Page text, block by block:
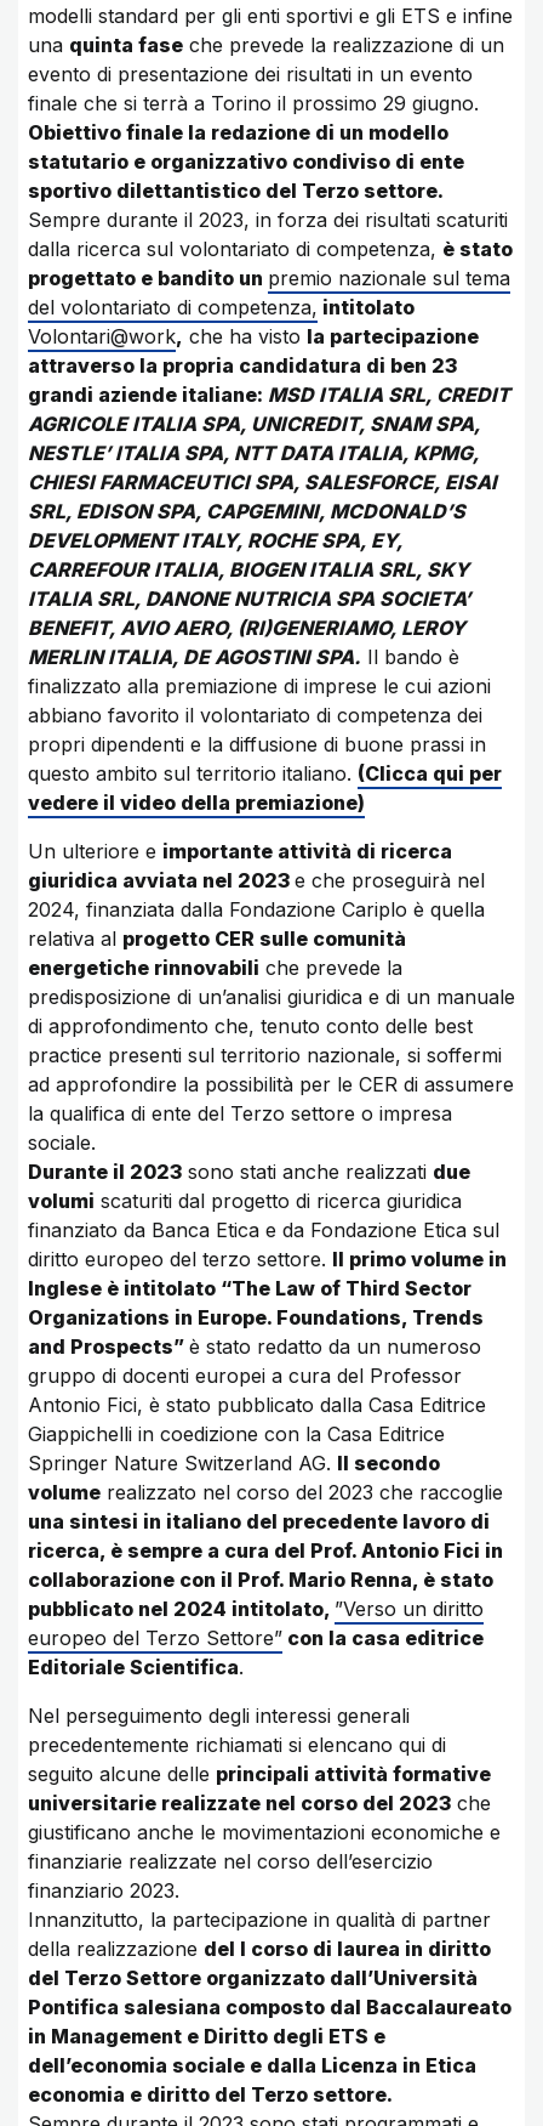
modelli standard per gli enti sportivi e gli ETS e infine
una quinta fase che prevede la realizzazione di un
evento di presentazione dei risultati in un evento
finale che si terrà a Torino il prossimo 29 giugno.
Obiettivo finale la redazione di un modello
statutario e organizzativo condiviso di ente
sportivo dilettantistico del Terzo settore.
Sempre durante il 2023, in forza dei risultati scaturiti
dalla ricerca sul volontariato di competenza, è stato
progettato e bandito un premio nazionale sul tema
del volontariato di competenza, intitolato
Volontari@work, che ha visto la partecipazione
attraverso la propria candidatura di ben 23
grandi aziende italiane: MSD ITALIA SRL, CREDIT
AGRICOLE ITALIA SPA, UNICREDIT, SNAM SPA,
NESTLE’ ITALIA SPA, NTT DATA ITALIA, KPMG,
CHIESI FARMACEUTICI SPA, SALESFORCE, EISAI
SRL, EDISON SPA, CAPGEMINI, MCDONALD’S
DEVELOPMENT ITALY, ROCHE SPA, EY,
CARREFOUR ITALIA, BIOGEN ITALIA SRL, SKY
ITALIA SRL, DANONE NUTRICIA SPA SOCIETA’
BENEFIT, AVIO AERO, (RI)GENERIAMO, LEROY
MERLIN ITALIA, DE AGOSTINI SPA. Il bando è
finalizzato alla premiazione di imprese le cui azioni
abbiano favorito il volontariato di competenza dei
propri dipendenti e la diffusione di buone prassi in
questo ambito sul territorio italiano. (Clicca qui per
vedere il video della premiazione)
Un ulteriore e importante attività di ricerca
giuridica avviata nel 2023 e che proseguirà nel
2024, finanziata dalla Fondazione Cariplo è quella
relativa al progetto CER sulle comunità
energetiche rinnovabili che prevede la
predisposizione di un’analisi giuridica e di un manuale
di approfondimento che, tenuto conto delle best
practice presenti sul territorio nazionale, si soffermi
ad approfondire la possibilità per le CER di assumere
la qualifica di ente del Terzo settore o impresa
sociale.
Durante il 2023 sono stati anche realizzati due
volumi scaturiti dal progetto di ricerca giuridica
finanziato da Banca Etica e da Fondazione Etica sul
diritto europeo del terzo settore. Il primo volume in
Inglese è intitolato “The Law of Third Sector
Organizations in Europe. Foundations, Trends
and Prospects” è stato redatto da un numeroso
gruppo di docenti europei a cura del Professor
Antonio Fici, è stato pubblicato dalla Casa Editrice
Giappichelli in coedizione con la Casa Editrice
Springer Nature Switzerland AG. Il secondo
volume realizzato nel corso del 2023 che raccoglie
una sintesi in italiano del precedente lavoro di
ricerca, è sempre a cura del Prof. Antonio Fici in
collaborazione con il Prof. Mario Renna, è stato
pubblicato nel 2024 intitolato, ”Verso un diritto
europeo del Terzo Settore” con la casa editrice
Editoriale Scientifica.
Nel perseguimento degli interessi generali
precedentemente richiamati si elencano qui di
seguito alcune delle principali attività formative
universitarie realizzate nel corso del 2023 che
giustificano anche le movimentazioni economiche e
finanziarie realizzate nel corso dell’esercizio
finanziario 2023.
Innanzitutto, la partecipazione in qualità di partner
della realizzazione del I corso di laurea in diritto
del Terzo Settore organizzato dall’Università
Pontifica salesiana composto dal Baccalaureato
in Management e Diritto degli ETS e
dell’economia sociale e dalla Licenza in Etica
economia e diritto del Terzo settore.